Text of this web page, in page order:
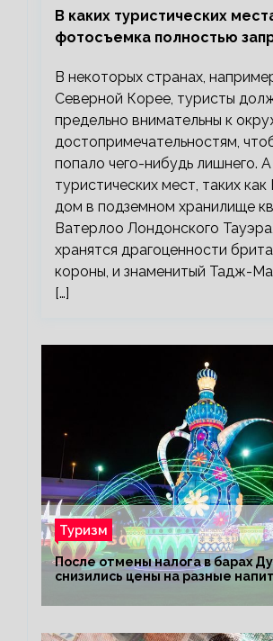
В каких туристических
фотосъемка полностью
В некоторых странах,
Северной Корее, туристы
предельно внимательны к
достопримечательностям,
попало чего-нибудь лишнего.
туристических мест, таких
дом в подземном хранилище
Ватерлоо Лондонского
хранятся драгоценности
короны, и знаменитый Тадж-
[…]
Туризм
После отмены налога в барах
снизились цены на разные